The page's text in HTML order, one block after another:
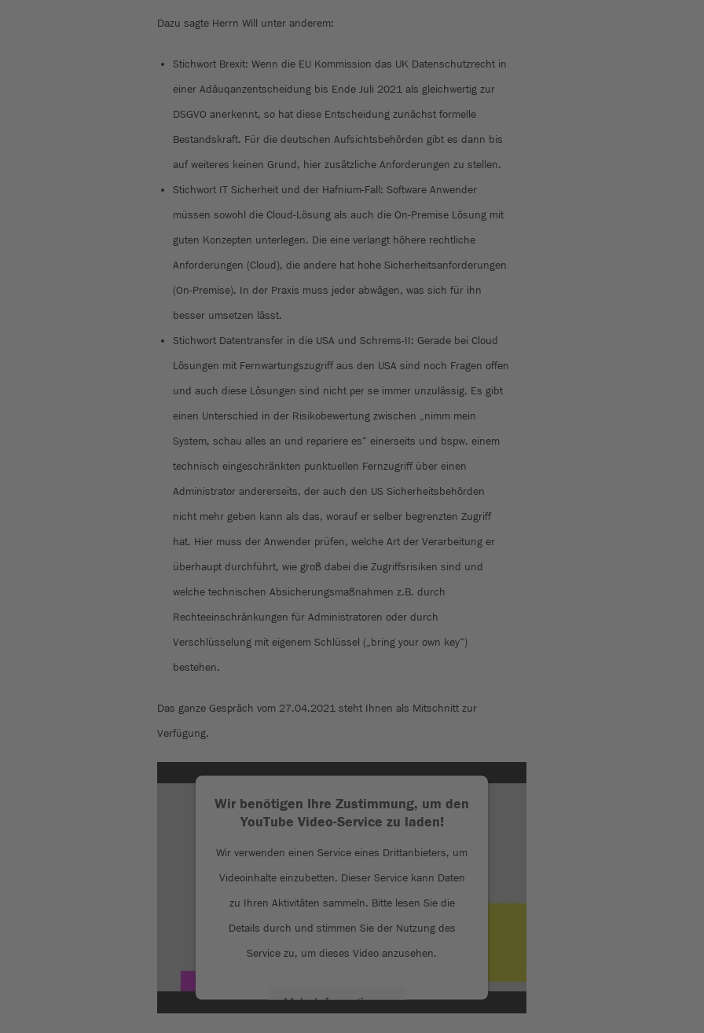
Dazu sagte Herrn Will unter anderem:
Stichwort Brexit: Wenn die EU Kommission das UK Datenschutzrecht in
einer Adäuqanzentscheidung bis Ende Juli 2021 als gleichwertig zur
DSGVO anerkennt, so hat diese Entscheidung zunächst formelle
Bestandskraft. Für die deutschen Aufsichtsbehörden gibt es dann bis
auf weiteres keinen Grund, hier zusätzliche Anforderungen zu stellen.
Stichwort IT Sicherheit und der Hafnium-Fall: Software Anwender
müssen sowohl die Cloud-Lösung als auch die On-Premise Lösung mit
guten Konzepten unterlegen. Die eine verlangt höhere rechtliche
Anforderungen (Cloud), die andere hat hohe Sicherheitsanforderungen
(On-Premise). In der Praxis muss jeder abwägen, was sich für ihn
besser umsetzen lässt.
Stichwort Datentransfer in die USA und Schrems-II: Gerade bei Cloud
Lösungen mit Fernwartungszugriff aus den USA sind noch Fragen offen
und auch diese Lösungen sind nicht per se immer unzulässig. Es gibt
einen Unterschied in der Risikobewertung zwischen „nimm mein
System, schau alles an und repariere es“ einerseits und bspw. einem
technisch eingeschränkten punktuellen Fernzugriff über einen
Administrator andererseits, der auch den US Sicherheitsbehörden
nicht mehr geben kann als das, worauf er selber begrenzten Zugriff
hat. Hier muss der Anwender prüfen, welche Art der Verarbeitung er
überhaupt durchführt, wie groß dabei die Zugriffsrisiken sind und
welche technischen Absicherungsmaßnahmen z.B. durch
Rechteeinschränkungen für Administratoren oder durch
Verschlüsselung mit eigenem Schlüssel („bring your own key“)
bestehen.
Das ganze Gespräch vom 27.04.2021 steht Ihnen als Mitschnitt zur
Verfügung.
Wir benötigen Ihre Zustimmung, um den
YouTube Video-Service zu laden!
Wir verwenden einen Service eines Drittanbieters, um
Videoinhalte einzubetten. Dieser Service kann Daten
zu Ihren Aktivitäten sammeln. Bitte lesen Sie die
Details durch und stimmen Sie der Nutzung des
Service zu, um dieses Video anzusehen.
Mehr Informationen